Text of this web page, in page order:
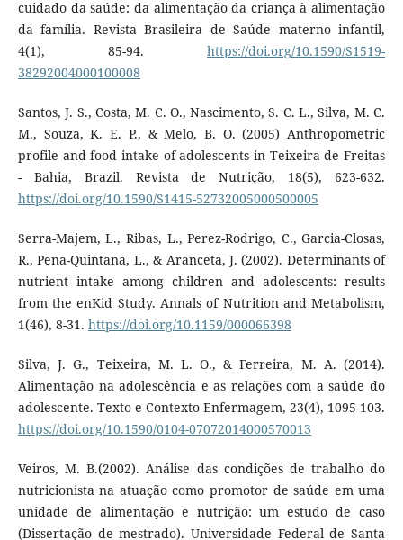
cuidado da saúde: da alimentação da criança à alimentação
da família. Revista Brasileira de Saúde materno infantil,
4(1), 85-94.https://doi.org/10.1590/S1519-
38292004000100008
Santos, J. S., Costa, M. C. O., Nascimento, S. C. L., Silva, M. C.
M., Souza, K. E. P., & Melo, B. O. (2005) Anthropometric
profile and food intake of adolescents in Teixeira de Freitas
- Bahia, Brazil. Revista de Nutrição, 18(5), 623-632.
https://doi.org/10.1590/S1415-52732005000500005
Serra-Majem, L., Ribas, L., Perez-Rodrigo, C., Garcia-Closas,
R., Pena-Quintana, L., & Aranceta, J. (2002). Determinants of
nutrient intake among children and adolescents: results
from the enKid Study. Annals of Nutrition and Metabolism,
1(46), 8-31. https://doi.org/10.1159/000066398
Silva, J. G., Teixeira, M. L. O., & Ferreira, M. A. (2014).
Alimentação na adolescência e as relações com a saúde do
adolescente. Texto e Contexto Enfermagem, 23(4), 1095-103.
https://doi.org/10.1590/0104-07072014000570013
Veiros, M. B.(2002). Análise das condições de trabalho do
nutricionista na atuação como promotor de saúde em uma
unidade de alimentação e nutrição: um estudo de caso
(Dissertação de mestrado). Universidade Federal de Santa